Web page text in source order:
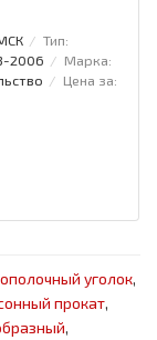
Тип:
2006
Марка:
Цена за:
уголок,
прокат,
,